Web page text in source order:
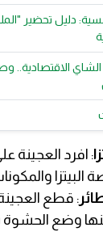
دليل تحضير
الاقتصادية..
: افرد العجينة
: قطع
وضع الحشوة